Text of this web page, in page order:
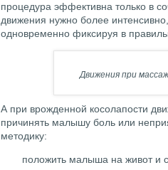
процедура эффективна только в
движения нужно более
одновременно фиксируя в
Движения при
А при врожденной косолапости
причинять малышу боль или
методику:
положить малыша на живот и